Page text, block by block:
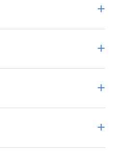
+
+
+
+